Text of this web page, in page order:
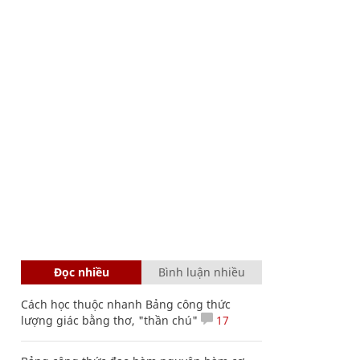
Đọc nhiều Bình luận nhiều
Cách học thuộc nhanh Bảng công thức
lượng giác bằng thơ, "thần chú"
17